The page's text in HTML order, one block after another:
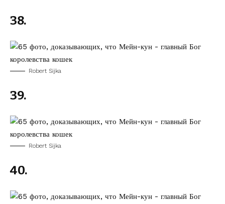
38.
Robert Sijka
39.
Robert Sijka
40.